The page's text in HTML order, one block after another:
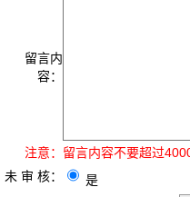
留言内
容：
注意： 留言内容不要超过
未 审 核：
是